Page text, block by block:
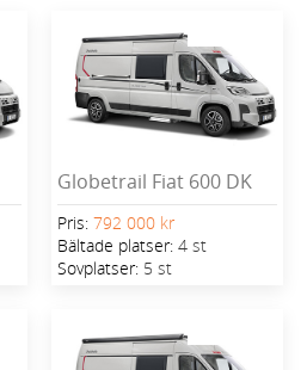
Globetrail Fiat 600 DK
Pris: 792 000 kr
Bältade platser: 4 st
Sovplatser: 5 st